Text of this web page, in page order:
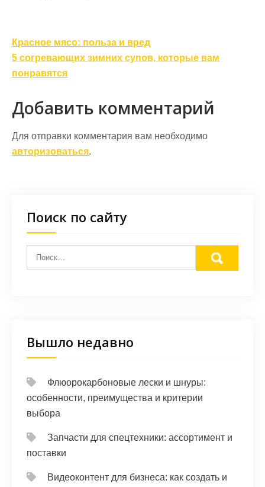
Навигация
по
записям
Красное мясо: польза и вред
5 согревающих зимних супов, которые вам
понравятся
Добавить комментарий
Для отправки комментария вам необходимо
авторизоваться.
Поиск по сайту
Вышло недавно
Флюорокарбоновые лески и шнуры:
особенности, преимущества и критерии
выбора
Запчасти для спецтехники: ассортимент и
поставки
Видеоконтент для бизнеса: как создать и